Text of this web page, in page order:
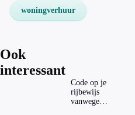
woningverhuur
Ook
interessant
Code op je
rijbewijs
vanwege